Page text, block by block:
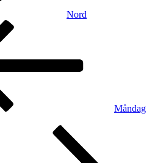
Nord
Måndag